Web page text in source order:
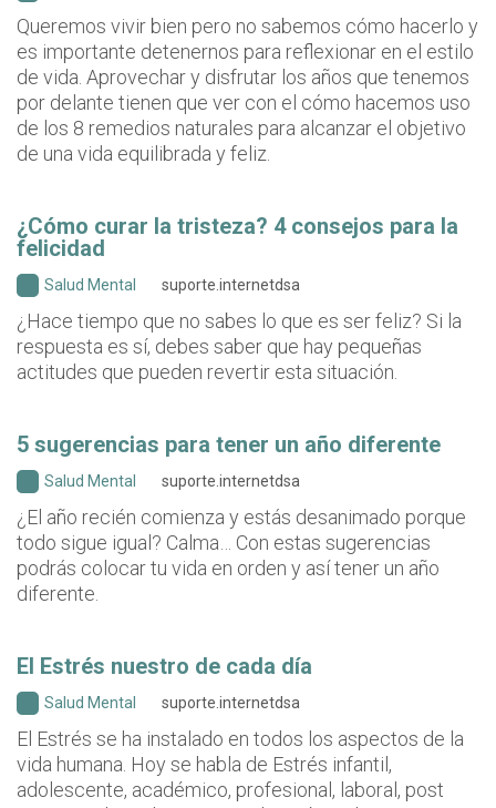
Queremos vivir bien pero no sabemos cómo hacerlo y
es importante detenernos para reflexionar en el estilo
de vida. Aprovechar y disfrutar los años que tenemos
por delante tienen que ver con el cómo hacemos uso
de los 8 remedios naturales para alcanzar el objetivo
de una vida equilibrada y feliz.
¿Cómo curar la tristeza? 4 consejos para la
felicidad
Salud Mental suporte.internetdsa
¿Hace tiempo que no sabes lo que es ser feliz? Si la
respuesta es sí, debes saber que hay pequeñas
actitudes que pueden revertir esta situación.
5 sugerencias para tener un año diferente
Salud Mental suporte.internetdsa
¿El año recién comienza y estás desanimado porque
todo sigue igual? Calma… Con estas sugerencias
podrás colocar tu vida en orden y así tener un año
diferente.
El Estrés nuestro de cada día
Salud Mental suporte.internetdsa
El Estrés se ha instalado en todos los aspectos de la
vida humana. Hoy se habla de Estrés infantil,
adolescente, académico, profesional, laboral, post